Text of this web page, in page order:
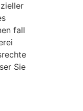
fall
Sie